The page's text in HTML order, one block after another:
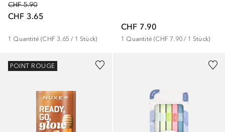
CHF 5.90
CHF 3.65
1 Quantité (CHF 3.65 / 1 Stück)
CHF 7.90
1 Quantité (CHF 7.90 / 1 Stück)
POINT ROUGE